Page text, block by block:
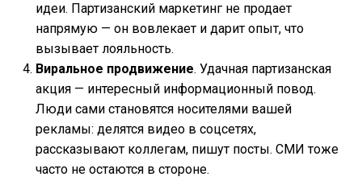
идеи. Партизанский маркетинг не продает
напрямую — он вовлекает и дарит опыт, что
вызывает лояльность.
Виральное продвижение. Удачная партизанская
акция — интересный информационный повод.
Люди сами становятся носителями вашей
рекламы: делятся видео в соцсетях,
рассказывают коллегам, пишут посты. СМИ тоже
часто не остаются в стороне.